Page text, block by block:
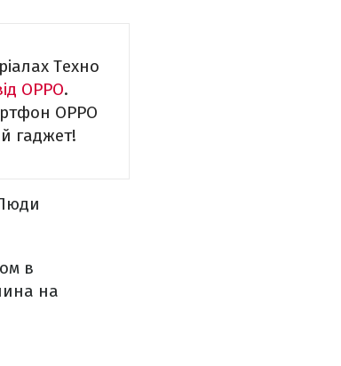
Техно
OPPO.
OPPO
гаджет!
в
на